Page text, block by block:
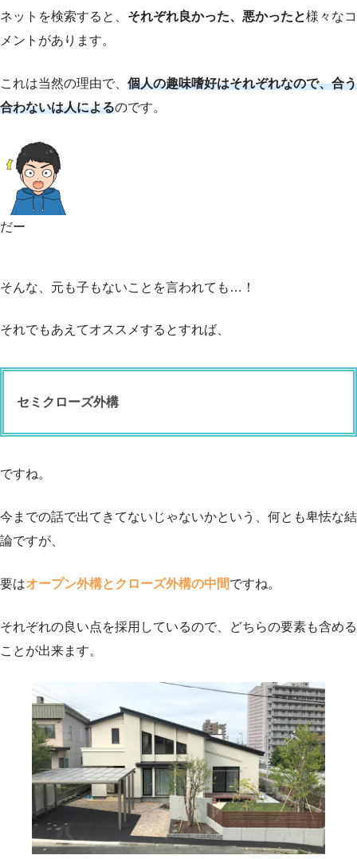
ネットを検索すると、 それぞれ良かった、悪かったと様々なコ
メントがあります。
これは当然の理由で、 個人の趣味嗜好はそれぞれなので、合う
合わないは人によるのです。
だー
そんな、元も子もないことを言われても…！
それでもあえてオススメするとすれば、
セミクローズ外構
ですね。
今までの話で出てきてないじゃないかという、何とも卑怯な結
論ですが、
要はオープン外構とクローズ外構の中間ですね。
それぞれの良い点を採用しているので、どちらの要素も含める
ことが出来ます。